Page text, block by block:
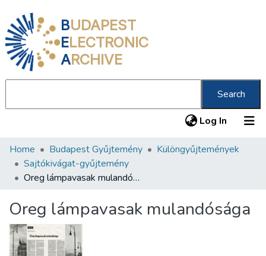
BUDAPEST
ELECTRONIC
ARCHIVE
Search
Log In (current)
Communities & Collections
All of DSpace
About us
Home Budapest Gyűjtemény
Különgyűjtemények
Sajtókivágat-gyűjtemény
Oreg lámpavasak mulandósága
Oreg lámpavasak mulandósága